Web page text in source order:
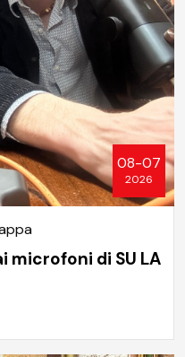
08-07
2026
microfoni di SU LA